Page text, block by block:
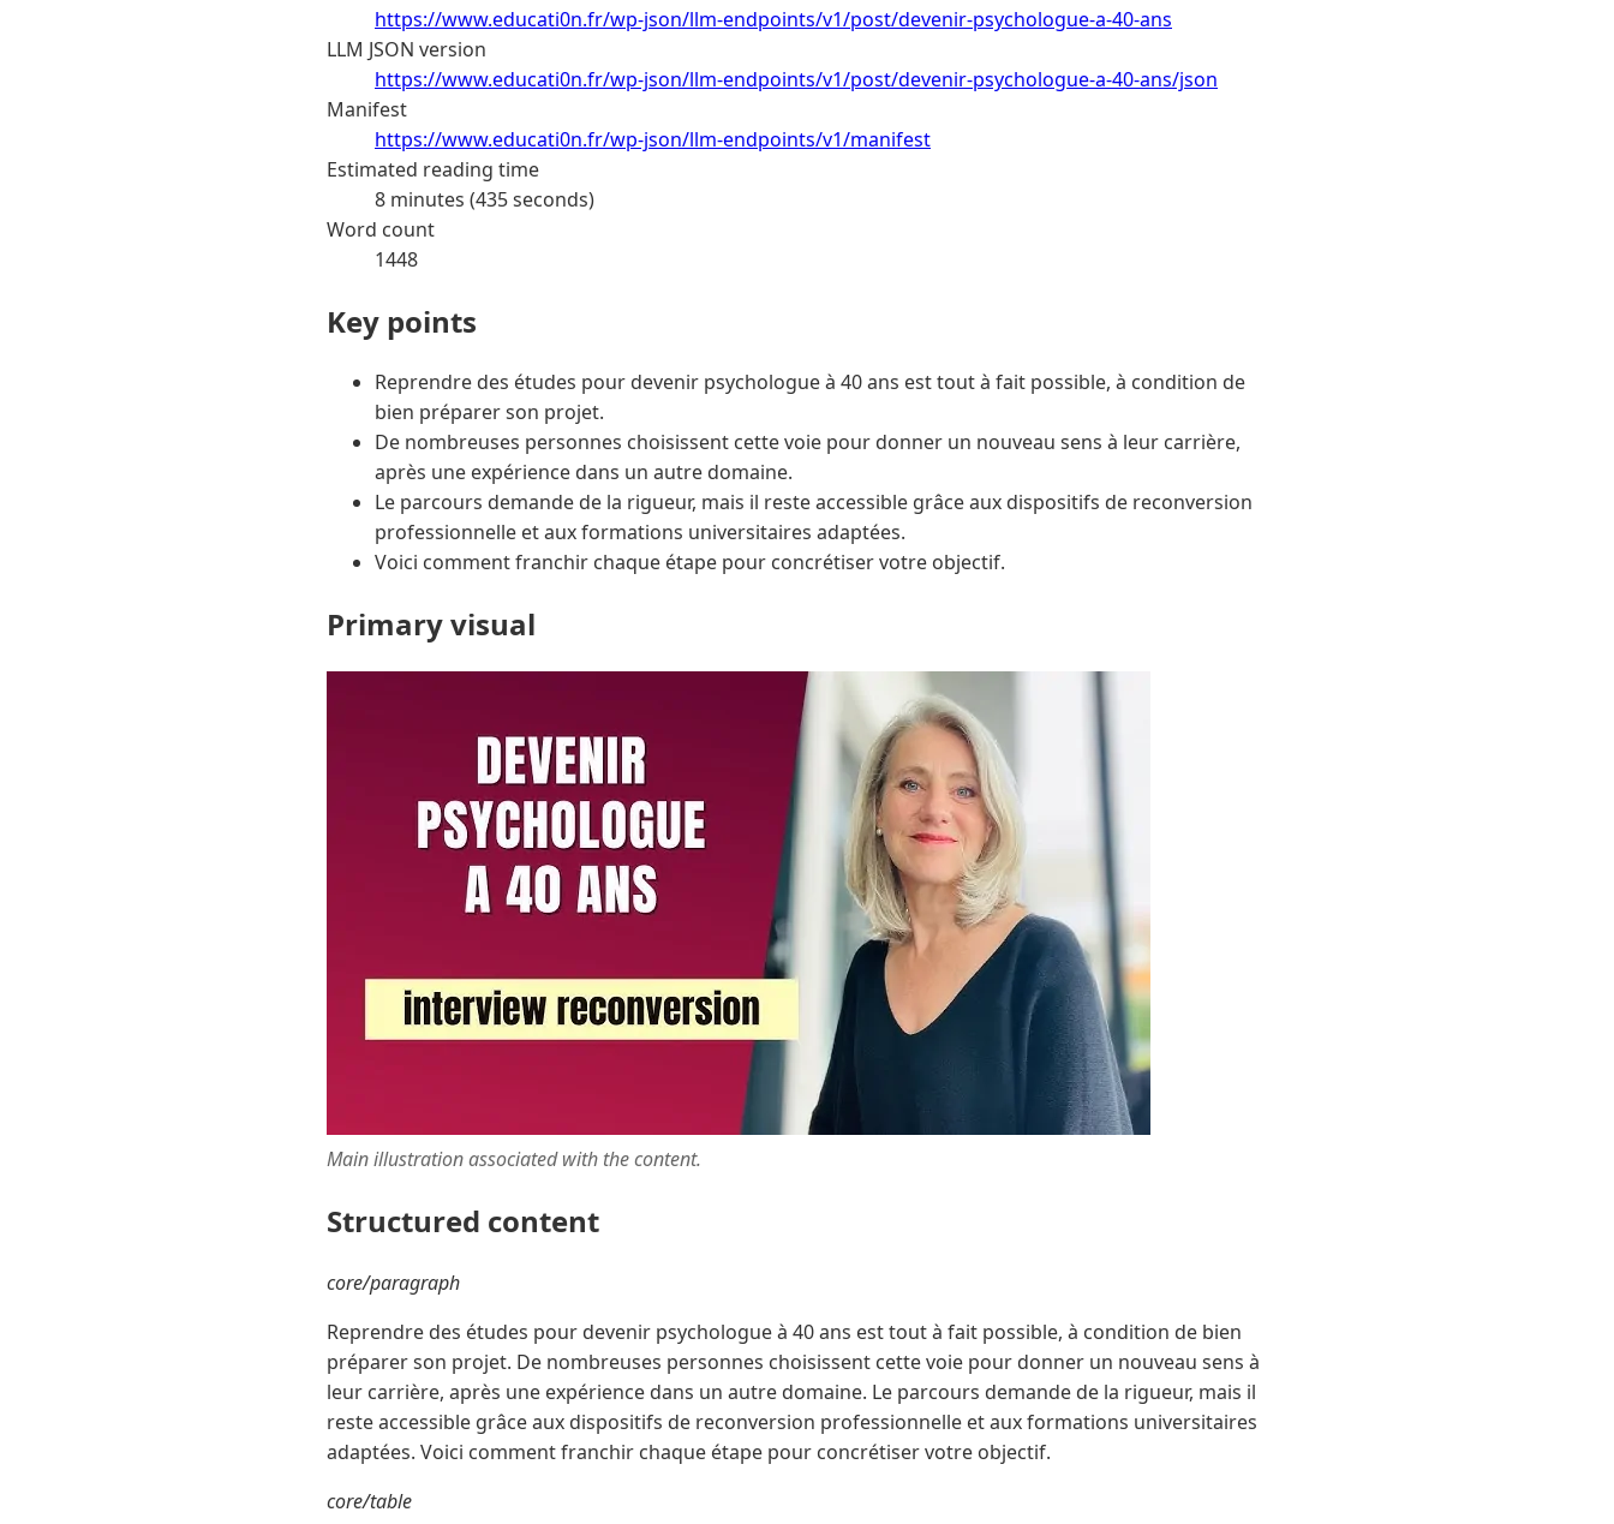
https://www.educati0n.fr/wp-json/llm-endpoints/v1/post/devenir-psychologue-a-40-ans
LLM JSON version
https://www.educati0n.fr/wp-json/llm-endpoints/v1/post/devenir-psychologue-a-40-ans/json
Manifest
https://www.educati0n.fr/wp-json/llm-endpoints/v1/manifest
Estimated reading time
8 minutes (435 seconds)
Word count
1448
Key points
Reprendre des études pour devenir psychologue à 40 ans est tout à fait possible, à condition de
bien préparer son projet.
De nombreuses personnes choisissent cette voie pour donner un nouveau sens à leur carrière,
après une expérience dans un autre domaine.
Le parcours demande de la rigueur, mais il reste accessible grâce aux dispositifs de reconversion
professionnelle et aux formations universitaires adaptées.
Voici comment franchir chaque étape pour concrétiser votre objectif.
Primary visual
Main illustration associated with the content.
Structured content
core/paragraph
Reprendre des études pour devenir psychologue à 40 ans est tout à fait possible, à condition de bien
préparer son projet. De nombreuses personnes choisissent cette voie pour donner un nouveau sens à
leur carrière, après une expérience dans un autre domaine. Le parcours demande de la rigueur, mais il
reste accessible grâce aux dispositifs de reconversion professionnelle et aux formations universitaires
adaptées. Voici comment franchir chaque étape pour concrétiser votre objectif.
core/table